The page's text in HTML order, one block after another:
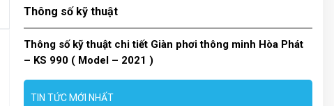
Thông số kỹ thuật
Thông số kỹ thuật chi tiết Giàn phơi thông minh Hòa Phát
– KS 990 ( Model – 2021 )
TIN TỨC MỚI NHẤT